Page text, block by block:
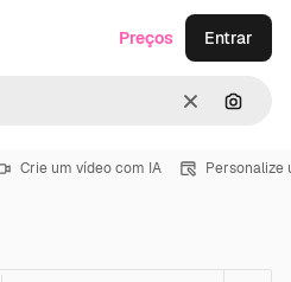
Limpar
Preços Entrar
Crie um vídeo com IA Personalize